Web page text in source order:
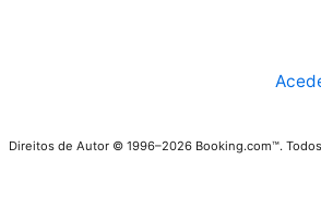
Direitos de Autor © 1996–2026 Booking.com™.